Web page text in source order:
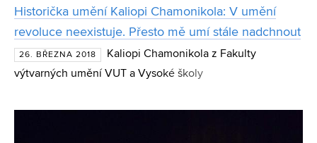
Historička umění Kaliopi Chamonikola: V umění
revoluce neexistuje. Přesto mě umí stále nadchnout
26. BŘEZNA 2018
Kaliopi Chamonikola z Fakulty
výtvarných umění VUT a Vysoké školy
jak současné umění navazuje na historii. Bývalá ředitelka